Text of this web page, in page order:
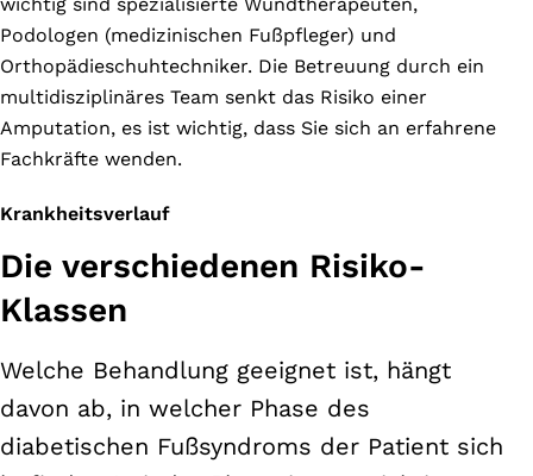
Podologen (medizinischen Fußpfleger) und
Orthopädieschuhtechniker. Die Betreuung durch ein
multidisziplinäres Team senkt das Risiko einer
Amputation, es ist wichtig, dass Sie sich an erfahrene
Fachkräfte wenden.
Krankheitsverlauf
Die verschiedenen Risiko-
Klassen
Welche Behandlung geeignet ist, hängt
davon ab, in welcher Phase des
diabetischen Fußsyndroms der Patient sich